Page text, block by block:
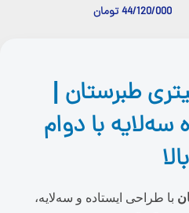
44/120/000تومان
۳۰۰ لیتری طبرستان |
با دوام
بالا
با طراحی ایستاده و سه‌لایه،